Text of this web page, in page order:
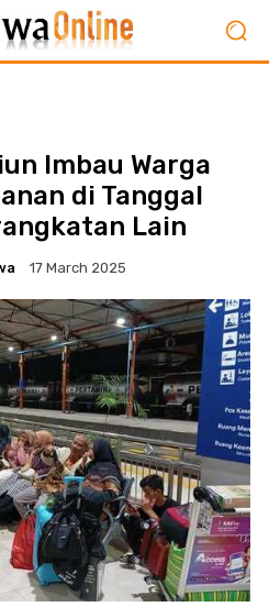
Imbau Warga
di Tanggal
Lain
17 March 2025